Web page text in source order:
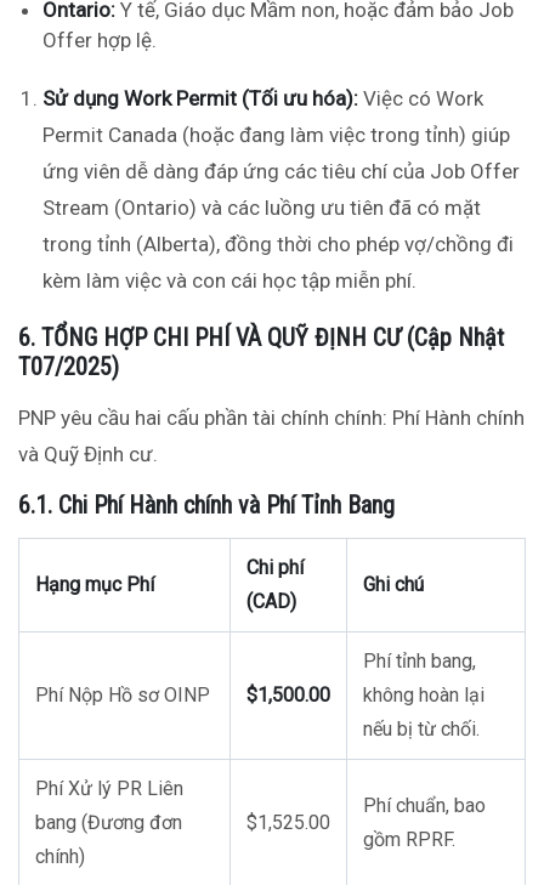
Ontario: Y tế, Giáo dục Mầm non, hoặc đảm bảo Job
Offer hợp lệ.
Sử dụng Work Permit (Tối ưu hóa): Việc có Work
Permit Canada (hoặc đang làm việc trong tỉnh) giúp
ứng viên dễ dàng đáp ứng các tiêu chí của Job Offer
Stream (Ontario) và các luồng ưu tiên đã có mặt
trong tỉnh (Alberta), đồng thời cho phép vợ/chồng đi
kèm làm việc và con cái học tập miễn phí.
6. TỔNG HỢP CHI PHÍ VÀ QUỸ ĐỊNH CƯ (Cập Nhật
T07/2025)
PNP yêu cầu hai cấu phần tài chính chính: Phí Hành chính
và Quỹ Định cư.
6.1. Chi Phí Hành chính và Phí Tỉnh Bang
Hạng mục Phí
Chi phí
(CAD)
Ghi chú
Phí Nộp Hồ sơ OINP $1,500.00
Phí tỉnh bang,
không hoàn lại
nếu bị từ chối.
Phí Xử lý PR Liên
bang (Đương đơn
chính)
$1,525.00
Phí chuẩn, bao
gồm RPRF.